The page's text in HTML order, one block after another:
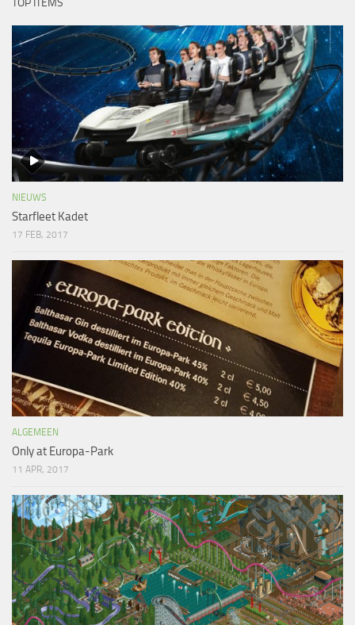
TOP ITEMS
NIEUWS
Starfleet Kadet
17 FEB, 2017
ALGEMEEN
Only at Europa-Park
11 APR, 2017